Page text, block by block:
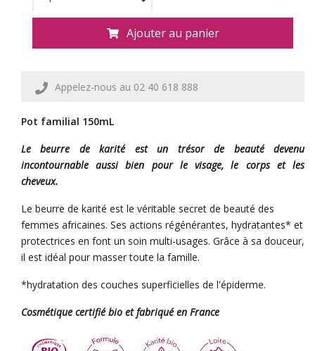
Ajouter au panier
Appelez-nous au 02 40 618 888
Pot familial 150mL
Le beurre de karité est un trésor de beauté devenu
incontournable aussi bien pour le visage, le corps et les
cheveux.
Le beurre de karité est le véritable secret de beauté des
femmes africaines. Ses actions régénérantes, hydratantes* et
protectrices en font un soin multi-usages. Grâce à sa douceur,
il est idéal pour masser toute la famille.
*hydratation des couches superficielles de l'épiderme.
Cosmétique certifié bio et fabriqué en France